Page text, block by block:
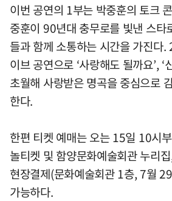
이번 공연의 1부는 박중훈의 토크
중훈이 90년대 충무로를 빛낸 스타
들과 함께 소통하는 시간을 가진다
이브 공연으로 ‘사랑해도 될까요’, ‘
초월해 사랑받은 명곡을 중심으로
한다.
한편 티켓 예매는 오는 15일 10시
놀티켓 및 함양문화예술회관 누리
현장결제(문화예술회관 1층, 7월
가능하다.